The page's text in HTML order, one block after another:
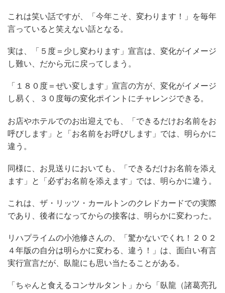
これは笑い話ですが、「今年こそ、変わります！」を毎年
言っていると笑えない話となる。
実は、「５度＝少し変わります」宣言は、変化がイメージ
し難い、だから元に戻ってしまう。
「１８０度＝ぜい変します」宣言の方が、変化がイメージ
し易く、３０度毎の変化ポイントにチャレンジできる。
お店やホテルでのお出迎えでも、「できるだけお名前をお
呼びします」と「お名前をお呼びします」では、明らかに
違う。
同様に、お見送りにおいても、「できるだけお名前を添え
ます」と「必ずお名前を添えます」では、明らかに違う。
これは、ザ・リッツ・カールトンのクレドカードでの実際
であり、後者になってからの接客は、明らかに変わった。
リハプライムの小池修さんの、「驚かないでくれ！２０２
４年版の自分は明らかに変わる、違う！」は、面白い有言
実行宣言だが、臥龍にも思い当たることがある。
「ちゃんと食えるコンサルタント」から「臥龍（諸葛亮孔